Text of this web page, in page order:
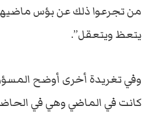
من تجرعوا ذلك عن بؤس
يتعظ ويتعقل”.
وفي تغريدة أخرى أوضح
كانت في الماضي وهي في